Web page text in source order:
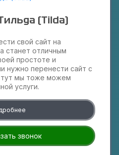
(Tilda)
свой сайт на
станет отличным
простоте и
нужно перенести сайт с
тут мы тоже можем
услуги.
звонок